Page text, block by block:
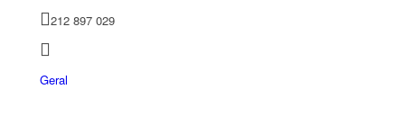
212 897 029
Geral